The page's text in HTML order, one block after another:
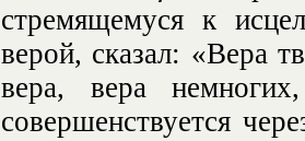
стремящемуся к
верой, сказал: «Вера
вера, вера
совершенствуется